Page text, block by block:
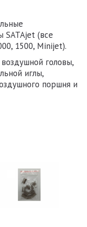
SATAjet (все
1500, Minijet).
головы,
иглы,
поршня и